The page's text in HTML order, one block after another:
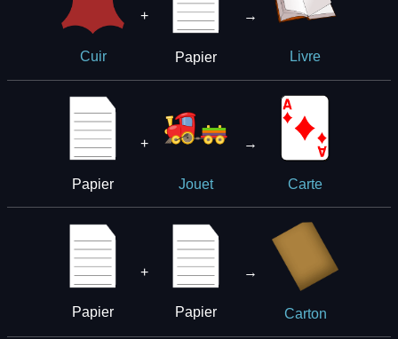
Cuir
+
Papier
→
Livre
Papier
+
Jouet
→
Carte
Papier
+
Papier
→
Carton